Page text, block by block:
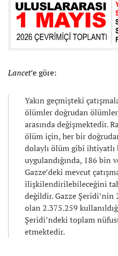
Lancet’e göre:
Yakın geçmişteki
ölümler doğrudan
arasında değişmektedir.
ölüm için, her bir
dolaylı ölüm gibi
uygulandığında, 186 bin
Gazze’deki mevcut
ilişkilendirilebileceğini
değildir. Gazze
olan 2.375.259
Şeridi’ndeki toplam
etmektedir.